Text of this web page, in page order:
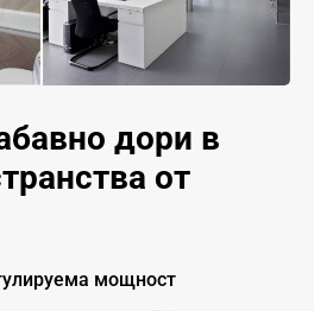
дори в
от
мощност